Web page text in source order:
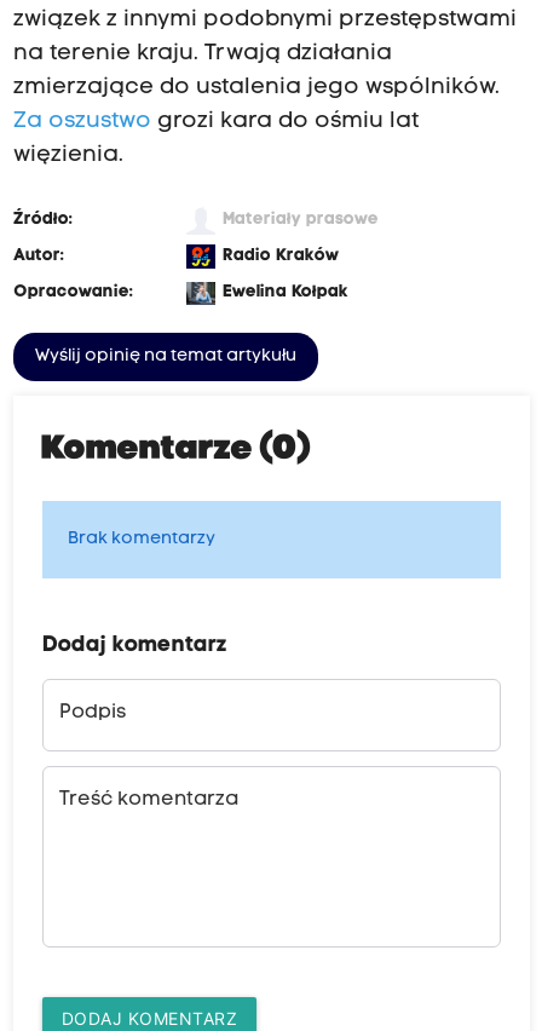
związek z innymi podobnymi przestępstwami
na terenie kraju. Trwają działania
zmierzające do ustalenia jego wspólników.
Za oszustwo grozi kara do ośmiu lat
więzienia.
Źródło:
Materiały prasowe
Autor:
Radio Kraków
Opracowanie:
Ewelina Kołpak
Wyślij opinię na temat artykułu
Komentarze (0)
Brak komentarzy
Dodaj komentarz
Podpis
Treść komentarza
DODAJ KOMENTARZ